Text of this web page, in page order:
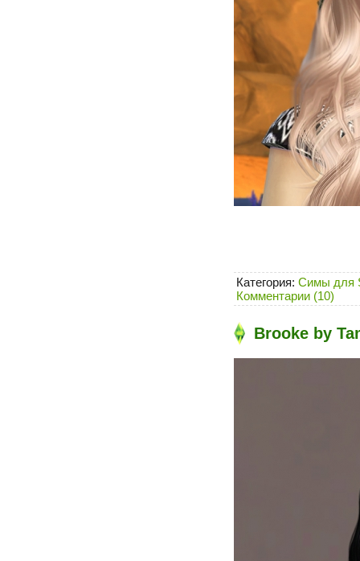
Категория: Симы для
Комментарии (10)
Brooke by